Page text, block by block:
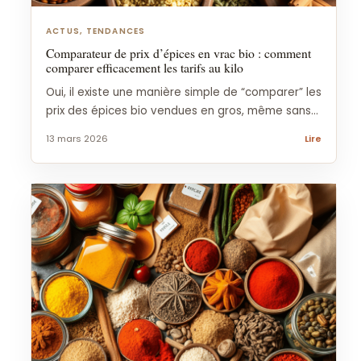
ACTUS, TENDANCES
Comparateur de prix d’épices en vrac bio : comment
comparer efficacement les tarifs au kilo
Oui, il existe une manière simple de “comparer” les
prix des épices bio vendues en gros, même sans...
13 mars 2026 Lire